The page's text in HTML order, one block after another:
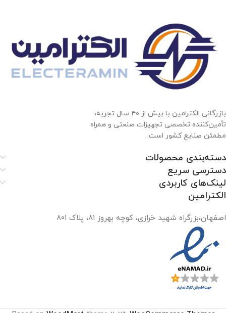
بازرگانی الکترامین با بیش از ۴۰ سال تجربه،
تأمین‌کننده تخصصی تجهیزات صنعتی و همراه
مطمئن صنایع کشور است.
دسته‌بندی محصولات
دسترسی سریع
لینک‌های کاربردی
الکترامین
اصفهان،بزرگراه شهید خرازی، کوچه بهروز ۸۱، پلاک ۸۰۱